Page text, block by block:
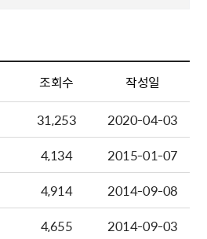
조회수
작성일
31,253
2020-04-03
4,134
2015-01-07
4,914
2014-09-08
4,655
2014-09-03